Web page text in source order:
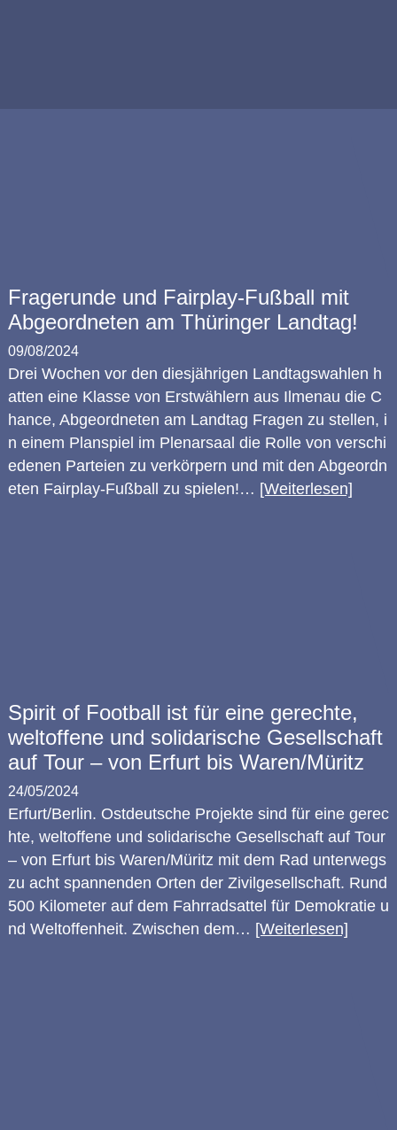
Fragerunde und Fairplay-Fußball mit
Abgeordneten am Thüringer Landtag!
09/08/2024
Drei Wochen vor den diesjährigen Landtagswahlen h
atten eine Klasse von Erstwählern aus Ilmenau die C
hance, Abgeordneten am Landtag Fragen zu stellen, i
n einem Planspiel im Plenarsaal die Rolle von verschi
edenen Parteien zu verkörpern und mit den Abgeordn
eten Fairplay-Fußball zu spielen!… [Weiterlesen]
Spirit of Football ist für eine gerechte,
weltoffene und solidarische Gesellschaft
auf Tour – von Erfurt bis Waren/Müritz
24/05/2024
Erfurt/Berlin. Ostdeutsche Projekte sind für eine gerec
hte, weltoffene und solidarische Gesellschaft auf Tour
– von Erfurt bis Waren/Müritz mit dem Rad unterwegs
zu acht spannenden Orten der Zivilgesellschaft. Rund
500 Kilometer auf dem Fahrradsattel für Demokratie u
nd Weltoffenheit. Zwischen dem… [Weiterlesen]